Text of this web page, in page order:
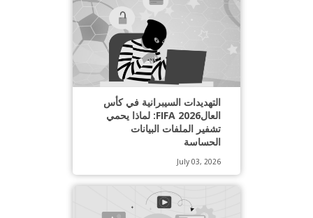
التهديدات السيبرانية في كأس
العالFIFA 2026: لماذا يحمي
تشفير الملفات البيانات
الحساسة
July 03, 2026